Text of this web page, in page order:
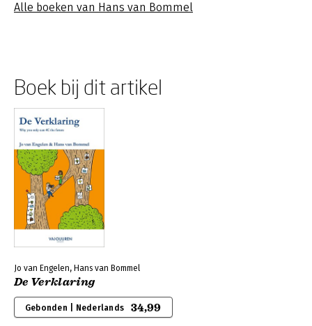
Alle boeken van Hans van Bommel
Boek bij dit artikel
Jo van Engelen, Hans van Bommel
De Verklaring
Gebonden | Nederlands 34,99